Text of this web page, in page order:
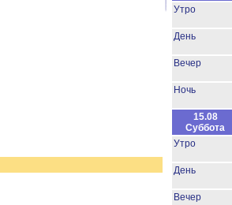
Утро
День
Вечер
Ночь
15.08
Суббота
Утро
День
Вечер